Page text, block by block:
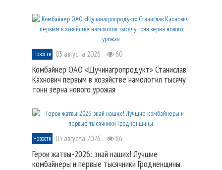
Новости 03 августа 2026 60
Комбайнер ОАО «Щучинагропродукт» Станислав
Кахнович первым в хозяйстве намолотил тысячу
тонн зерна нового урожая
Новости 03 августа 2026 86
Герои жатвы-2026: знай наших! Лучшие
комбайнеры и первые тысячники Гродненщины.